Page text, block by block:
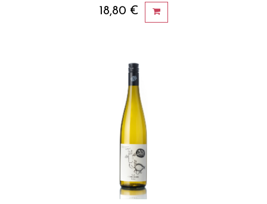
18,80 €